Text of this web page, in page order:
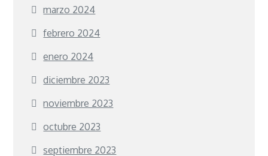
marzo 2024
febrero 2024
enero 2024
diciembre 2023
noviembre 2023
octubre 2023
septiembre 2023